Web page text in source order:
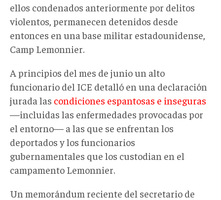
ellos condenados anteriormente por delitos
violentos, permanecen detenidos desde
entonces en una base militar estadounidense,
Camp Lemonnier.
A principios del mes de junio un alto
funcionario del ICE detalló en una declaración
jurada las condiciones espantosas e inseguras
—incluidas las enfermedades provocadas por
el entorno— a las que se enfrentan los
deportados y los funcionarios
gubernamentales que los custodian en el
campamento Lemonnier.
Un memorándum reciente del secretario de